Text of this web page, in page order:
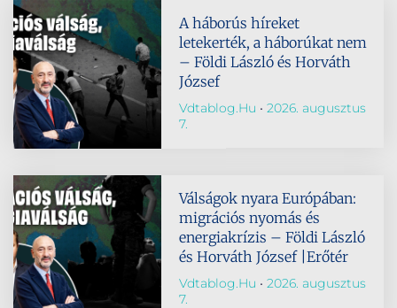
A háborús híreket
letekerték, a háborúkat nem
– Földi László és Horváth
József
Vdtablog.hu
2026. augusztus
7.
Válságok nyara Európában:
migrációs nyomás és
energiakrízis – Földi László
és Horváth József |Erőtér
Vdtablog.hu
2026. augusztus
7.